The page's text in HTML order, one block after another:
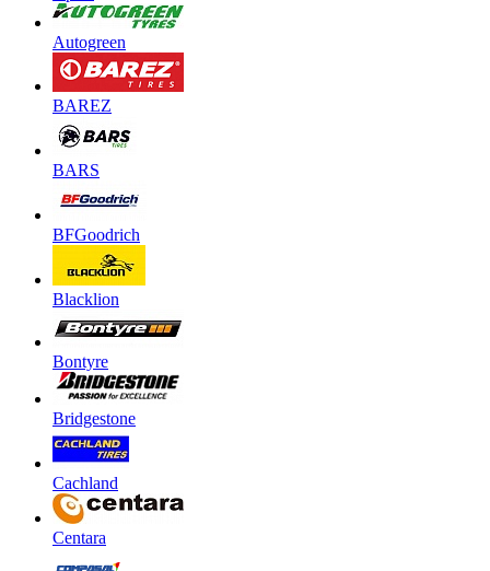
Autogreen
BAREZ
BARS
BFGoodrich
Blacklion
Bontyre
Bridgestone
Cachland
Centara